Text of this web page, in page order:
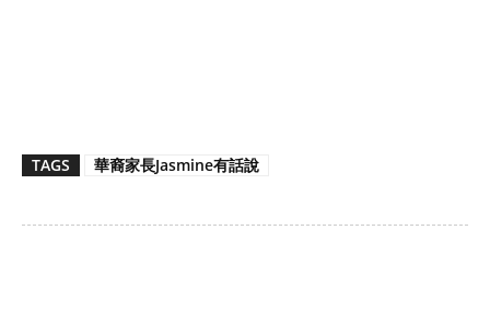
TAGS 華裔家長Jasmine有話說